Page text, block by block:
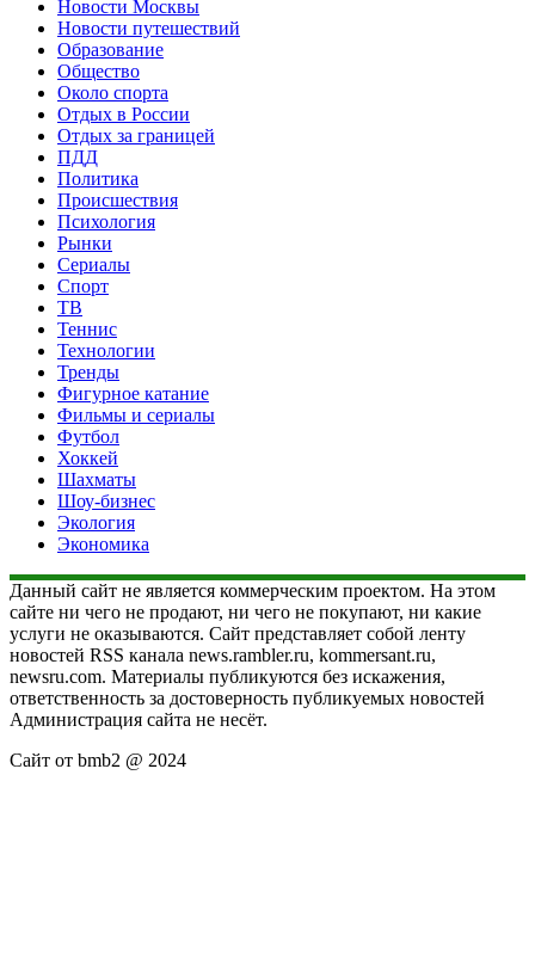
Новости Москвы
Новости путешествий
Образование
Общество
Около спорта
Отдых в России
Отдых за границей
ПДД
Политика
Происшествия
Психология
Рынки
Сериалы
Спорт
ТВ
Теннис
Технологии
Тренды
Фигурное катание
Фильмы и сериалы
Футбол
Хоккей
Шахматы
Шоу-бизнес
Экология
Экономика
Данный сайт не является коммерческим проектом. На этом
сайте ни чего не продают, ни чего не покупают, ни какие
услуги не оказываются. Сайт представляет собой ленту
новостей RSS канала news.rambler.ru, kommersant.ru,
newsru.com. Материалы публикуются без искажения,
ответственность за достоверность публикуемых новостей
Администрация сайта не несёт.
Сайт от bmb2 @ 2024